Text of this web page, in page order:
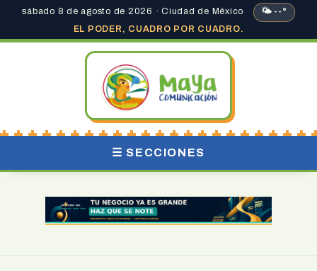
sábado 8 de agosto de 2026 · Ciudad de México
🌤 --°
EL PODER, CUADRO POR CUADRO.
☰ SECCIONES